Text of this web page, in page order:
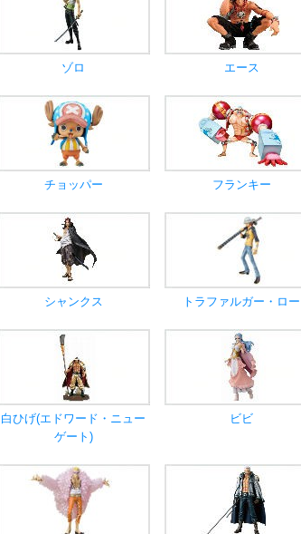
ゾロ エース
チョッパー フランキー
シャンクス トラファルガー・ロー
白ひげ(エドワード・ニュー
ゲート)
ビビ